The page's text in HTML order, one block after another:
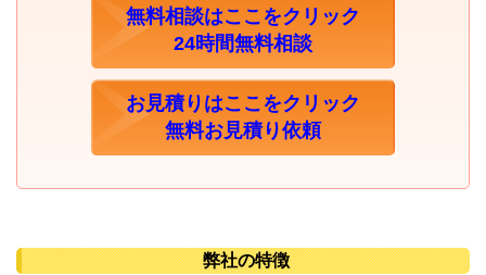
無料相談はここをクリック
24時間無料相談
お見積りはここをクリック
無料お見積り依頼
弊社の特徴